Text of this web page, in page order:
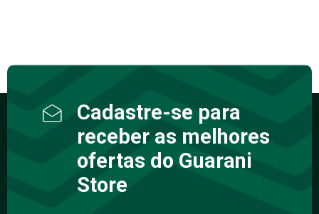
Cadastre-se para
receber as melhores
ofertas do Guarani
Store